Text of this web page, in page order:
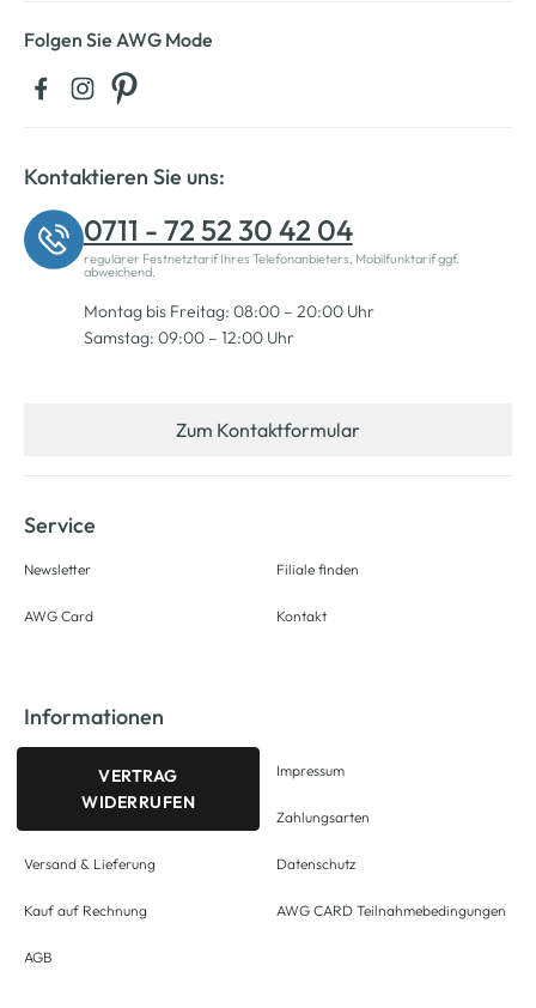
Folgen Sie AWG Mode
Kontaktieren Sie uns:
0711 - 72 52 30 42 04
regulärer Festnetztarif Ihres Telefonanbieters, Mobilfunktarif ggf.
abweichend.
Montag bis Freitag: 08:00 – 20:00 Uhr
Samstag: 09:00 – 12:00 Uhr
Zum Kontaktformular
Service
Newsletter
AWG Card
Filiale finden
Kontakt
Informationen
VERTRAG
WIDERRUFEN
Versand & Lieferung
Kauf auf Rechnung
AGB
Impressum
Zahlungsarten
Datenschutz
AWG CARD Teilnahmebedingungen